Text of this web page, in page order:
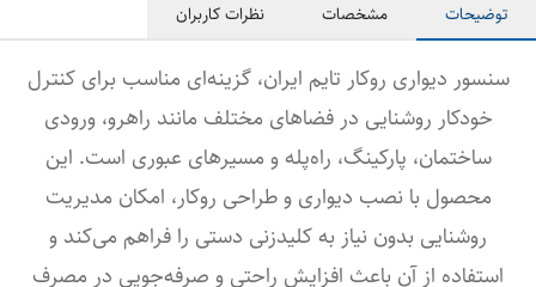
توضیحات مشخصات نظرات کاربران
سنسور دیواری روکار تایم ایران، گزینه‌ای مناسب برای کنترل
خودکار روشنایی در فضاهای مختلف مانند راهرو، ورودی
ساختمان، پارکینگ، راه‌پله و مسیرهای عبوری است. این
محصول با نصب دیواری و طراحی روکار، امکان مدیریت
روشنایی بدون نیاز به کلیدزنی دستی را فراهم می‌کند و
استفاده از آن باعث افزایش راحتی و صرفه‌جویی در مصرف